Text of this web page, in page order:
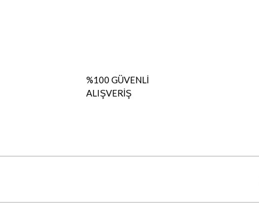
%100 GÜVENLİ
ALIŞVERİŞ